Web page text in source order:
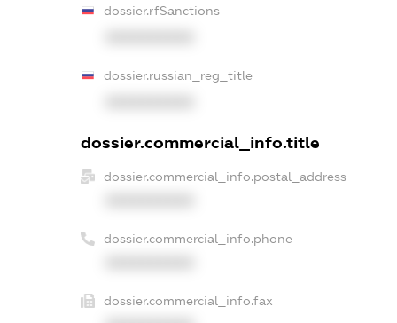
dossier.rfSanctions
dossier.russian_reg_title
dossier.commercial_info.title
dossier.commercial_info.postal_address
dossier.commercial_info.phone
dossier.commercial_info.fax